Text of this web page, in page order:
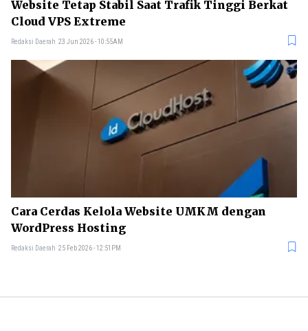
Website Tetap Stabil Saat Trafik Tinggi Berkat
Cloud VPS Extreme
Redaksi Daerah 23 Jun 2026 - 10:55AM
Cara Cerdas Kelola Website UMKM dengan
WordPress Hosting
Redaksi Daerah 25 Feb 2026 - 12:51PM